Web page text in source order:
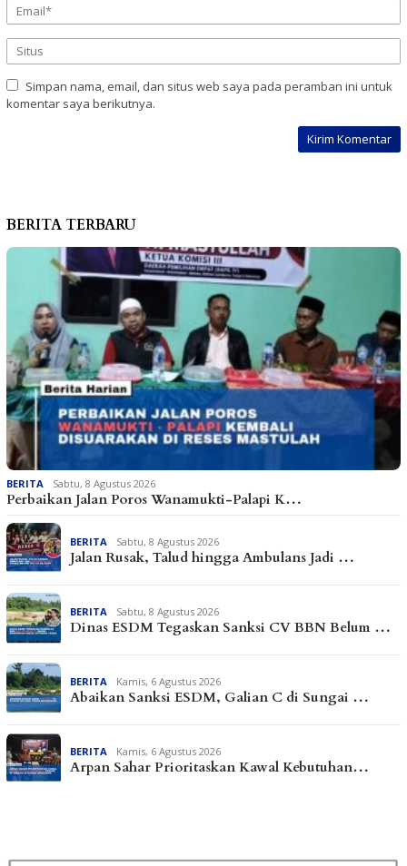
Simpan nama, email, dan situs web saya pada peramban ini untuk
komentar saya berikutnya.
BERITA TERBARU
BERITA Sabtu, 8 Agustus 2026
Perbaikan Jalan Poros Wanamukti-Palapi K…
BERITA Sabtu, 8 Agustus 2026
Jalan Rusak, Talud hingga Ambulans Jadi …
BERITA Sabtu, 8 Agustus 2026
Dinas ESDM Tegaskan Sanksi CV BBN Belum …
BERITA Kamis, 6 Agustus 2026
Abaikan Sanksi ESDM, Galian C di Sungai …
BERITA Kamis, 6 Agustus 2026
Arpan Sahar Prioritaskan Kawal Kebutuhan…